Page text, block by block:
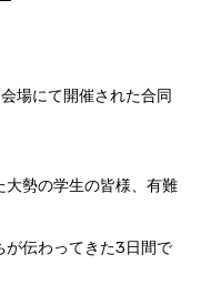
場にて開催された合同
勢の学生の皆様、有難
が伝わってきた3日間で